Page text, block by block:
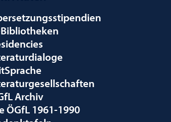
Archiv
ÖGfL 1961-1990